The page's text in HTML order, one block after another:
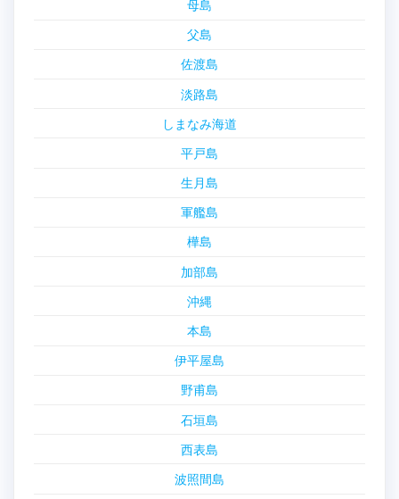
母島
父島
佐渡島
淡路島
しまなみ海道
平戸島
生月島
軍艦島
樺島
加部島
沖縄
本島
伊平屋島
野甫島
石垣島
西表島
波照間島